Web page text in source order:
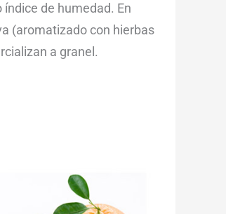
de humedad. En
(aromatizado con hierbas
a granel.